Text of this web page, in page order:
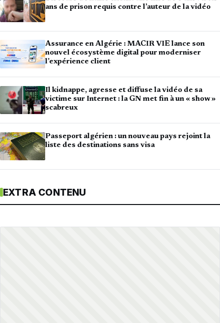
ans de prison requis contre l’auteur de la vidéo
Assurance en Algérie : MACIR VIE lance son
nouvel écosystème digital pour moderniser
l’expérience client
Il kidnappe, agresse et diffuse la vidéo de sa
victime sur Internet : la GN met fin à un « show »
scabreux
Passeport algérien : un nouveau pays rejoint la
liste des destinations sans visa
EXTRA CONTENU